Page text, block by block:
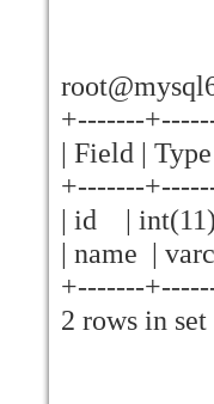
+-------
| Field |
+-------
| id |
| name |
+-------
2 rows in set